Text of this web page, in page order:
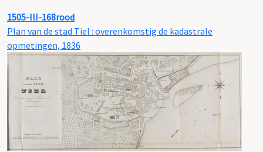
1505-III-168rood
Plan van de stad Tiel : overenkomstig de kadastrale
opmetingen, 1836